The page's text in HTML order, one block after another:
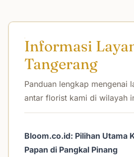
Informasi
Tangerang
Panduan lengkap mengenai
antar florist kami di wilayah
Bloom.co.id: Pilihan Utama
Papan di Pangkal Pinang